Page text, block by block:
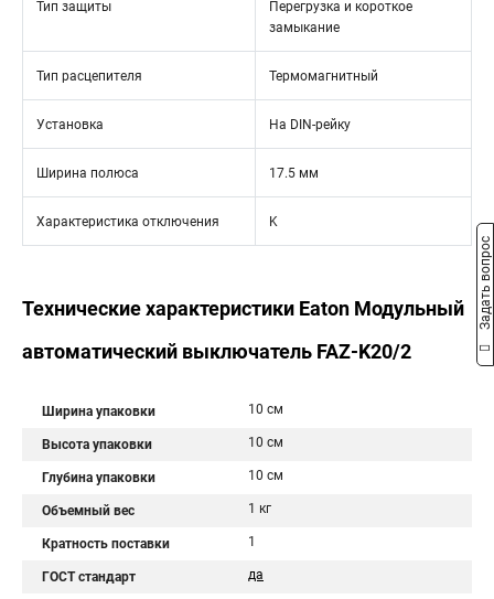
Тип защиты
Перегрузка и короткое
замыкание
Тип расцепителя Термомагнитный
Установка На DIN-рейку
Ширина полюса 17.5 мм
Характеристика отключения K
Технические характеристики Eaton Модульный
автоматический выключатель FAZ-K20/2
Ширина упаковки 10 см
Высота упаковки 10 см
Глубина упаковки 10 см
Объемный вес 1 кг
Кратность поставки 1
ГОСТ стандарт да
Задать вопрос